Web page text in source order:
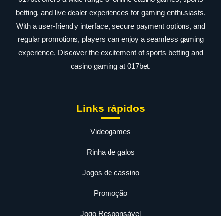
betting, and live dealer experiences for gaming enthusiasts.
With a user-friendly interface, secure payment options, and
regular promotions, players can enjoy a seamless gaming
experience. Discover the excitement of sports betting and
casino gaming at 017bet.
Links rápidos
Videogames
Rinha de galos
Jogos de cassino
Promoção
Jogo Responsável